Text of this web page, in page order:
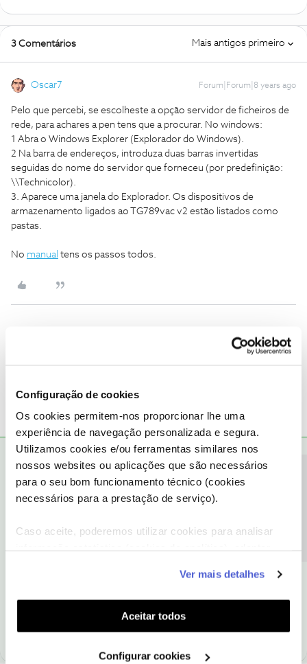
Configuração de cookies
Os cookies permitem-nos proporcionar lhe uma
experiência de navegação personalizada e segura.
Utilizamos cookies e/ou ferramentas similares nos
nossos websites ou aplicações que são necessários
para o seu bom funcionamento técnico (cookies
necessários para a prestação de serviço).
Caso aceite, poderemos utilizar cookies para analisar
funcionalidades (cookies de personalização e
funcionalidade) e adaptar anúncios aos seus interesses
(cookies de publicidade personalizada). Pode gerir a
utilização dos cookies clicando em "Configurar
Ver mais detalhes
Aceitar todos
Configurar cookies
3 Comentários Mais antigos primeiro
Oscar7 Forum|Forum|8 years ago
Pelo que percebi, se escolheste a opção servidor de ficheiros de
rede, para achares a pen tens que a procurar. No windows:
1 Abra o Windows Explorer (Explorador do Windows).
2 Na barra de endereços, introduza duas barras invertidas
seguidas do nome do servidor que forneceu (por predefinição:
\\Technicolor).
3. Aparece uma janela do Explorador. Os dispositivos de
armazenamento ligados ao TG789vac v2 estão listados como
pastas.
No manual tens os passos todos.
Forum|Forum|8 years ago
Tiago C.
Bem-vindo ao Fórum NOS,@Paulo J. M. Cruz.
Contudo, como a dificuldade se mantem, para o podermos ajudar
Ajude a comunidade a encontrar informação relevante. Marque
como "Melhor Resposta" e faça "Like" nos melhores comentários.